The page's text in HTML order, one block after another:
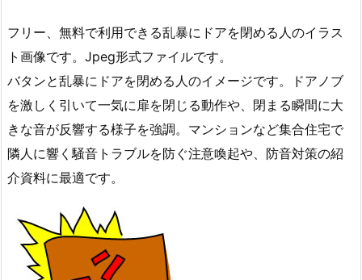
フリー、無料で利用できる乱暴にドアを閉める人のイラス
ト画像です。Jpeg形式ファイルです。
バタンと乱暴にドアを閉める人のイメージです。ドアノブ
を激しく引いて一気に扉を閉じる動作や、閉まる瞬間に大
きな音が反響する様子を強調。マンションなど集合住宅で
隣人に響く騒音トラブルを防ぐ注意喚起や、防音対策の紹
介資料に最適です。